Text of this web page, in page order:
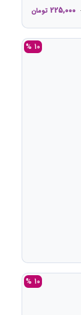
225,000 تومان
10 %
10 %